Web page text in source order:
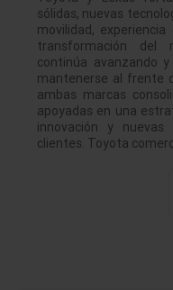
sólidas, nuevas
movilidad,
transformación del
continúa avanzando
mantenerse al frente
ambas marcas
apoyadas en una
innovación y
clientes. Toyota